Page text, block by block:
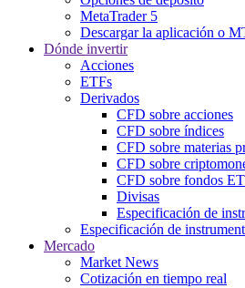
MetaTrader 5
Descargar la aplicación o
Dónde invertir
Acciones
ETFs
Derivados
CFD sobre acciones
CFD sobre índices
CFD sobre materias
CFD sobre
CFD sobre fondos
Divisas
Especificación de
Especificación de
Mercado
Market News
Cotización en tiempo real